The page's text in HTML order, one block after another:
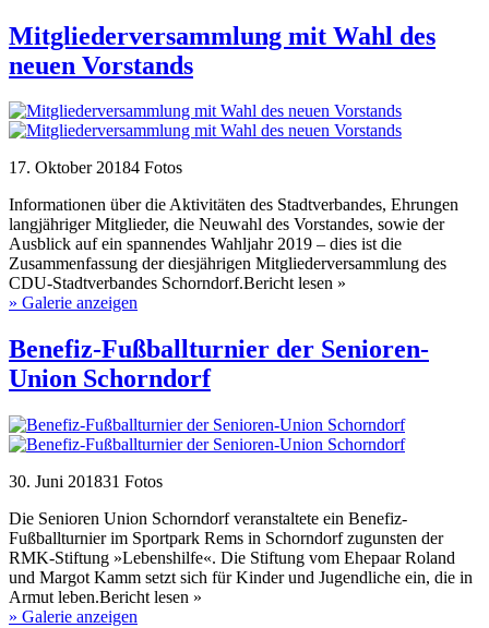
Mitgliederversammlung mit Wahl des
neuen Vorstands
17. Oktober 20184 Fotos
Informationen über die Aktivitäten des Stadtverbandes, Ehrungen
langjähriger Mitglieder, die Neuwahl des Vorstandes, sowie der
Ausblick auf ein spannendes Wahljahr 2019 – dies ist die
Zusammenfassung der diesjährigen Mitgliederversammlung des
CDU-Stadtverbandes Schorndorf.Bericht lesen »
» Galerie anzeigen
Benefiz-Fußballturnier der Senioren-
Union Schorndorf
30. Juni 201831 Fotos
Die Senioren Union Schorndorf veranstaltete ein Benefiz-
Fußballturnier im Sportpark Rems in Schorndorf zugunsten der
RMK-Stiftung »Lebenshilfe«. Die Stiftung vom Ehepaar Roland
und Margot Kamm setzt sich für Kinder und Jugendliche ein, die in
Armut leben.Bericht lesen »
» Galerie anzeigen